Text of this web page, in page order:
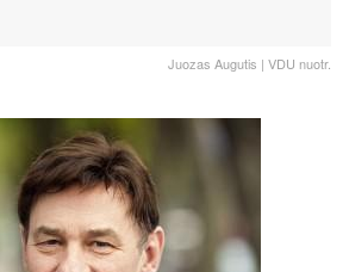
Juozas Augutis | VDU nuotr.